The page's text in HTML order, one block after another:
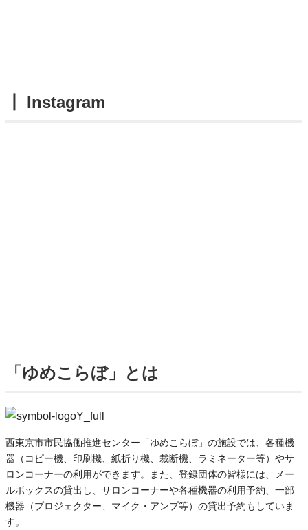
┃ Instagram
「ゆめこらぼ」とは
西東京市市民協働推進センター「ゆめこらぼ」の施設では、各種機
器（コピー機、印刷機、紙折り機、裁断機、ラミネーター等）やサ
ロンコーナーの利用ができます。また、登録団体の皆様には、メー
ルボックスの貸出し、サロンコーナーや各種機器の利用予約、一部
機器（プロジェクター、マイク・アンプ等）の貸出予約もしていま
す。